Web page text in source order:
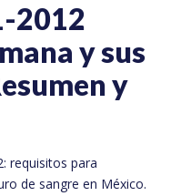
2012
y sus
y
requisitos para
de sangre en México.